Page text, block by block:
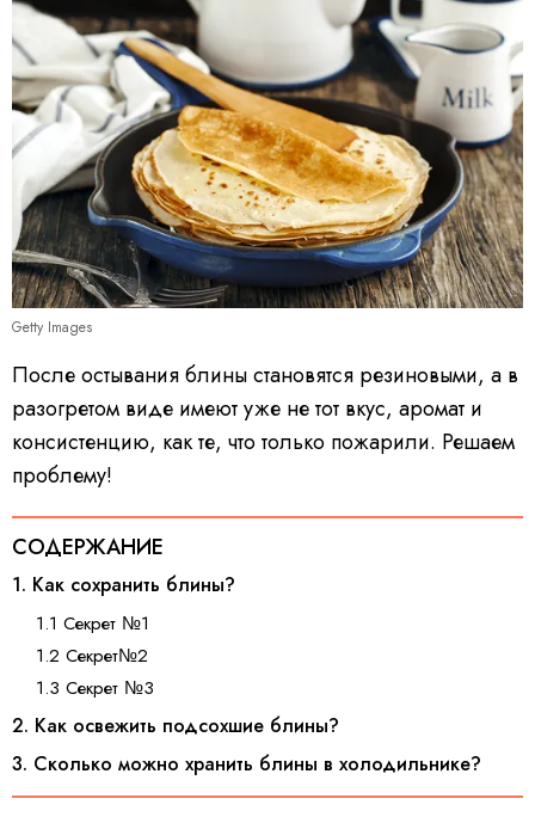
Getty Images
После остывания блины становятся резиновыми, а в
разогретом виде имеют уже не тот вкус, аромат и
консистенцию, как те, что только пожарили. Решаем
проблему!
СОДЕРЖАНИЕ
1. Как сохранить блины?
1.1 Секрет №1
1.2 Секрет№2
1.3 Секрет №3
2. Как освежить подсохшие блины?
3. Сколько можно хранить блины в холодильнике?